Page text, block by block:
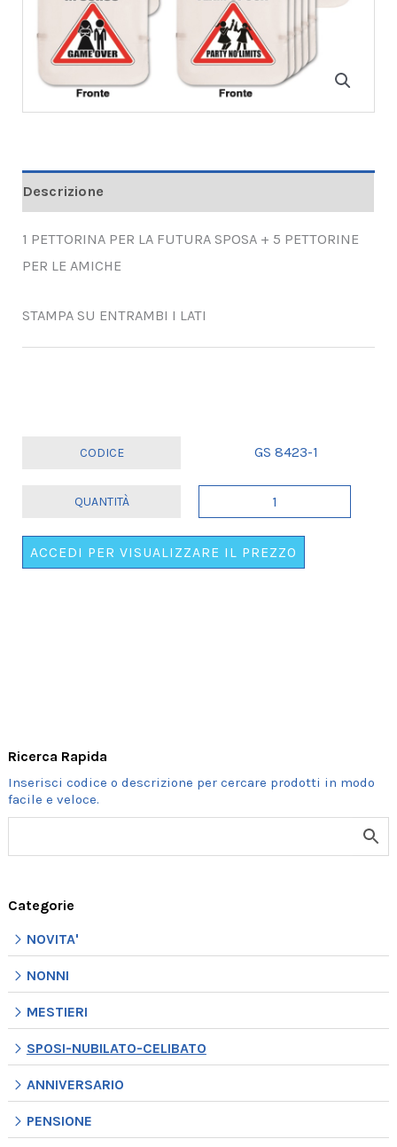
Ricerca Rapida
Categorie
NOVITA'
NONNI
MESTIERI
SPOSI-NUBILATO-CELIBATO
ANNIVERSARIO
PENSIONE
Descrizione
1 PETTORINA PER LA FUTURA SPOSA + 5 PETTORINE
PER LE AMICHE
STAMPA SU ENTRAMBI I LATI
GS 8423-1
6
PETTORINE
ACCEDI PER VISUALIZZARE IL PREZZO